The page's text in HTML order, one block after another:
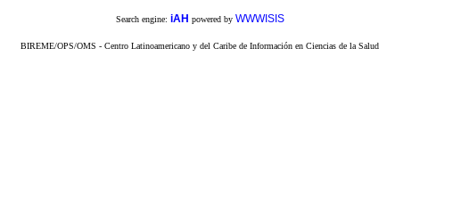
Search engine: iAH powered by WWWISIS
BIREME/OPS/OMS - Centro Latinoamericano y del Caribe de Información en Ciencias de la Salud